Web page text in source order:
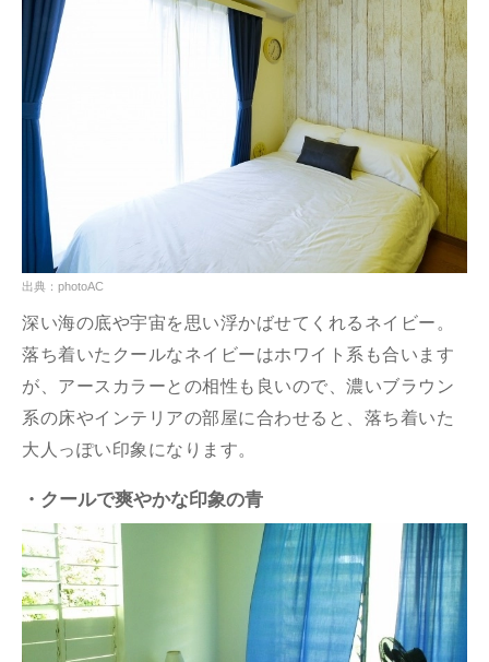
出典：photoAC
深い海の底や宇宙を思い浮かばせてくれるネイビー。
落ち着いたクールなネイビーはホワイト系も合います
が、アースカラーとの相性も良いので、濃いブラウン
系の床やインテリアの部屋に合わせると、落ち着いた
大人っぽい印象になります。
・クールで爽やかな印象の青